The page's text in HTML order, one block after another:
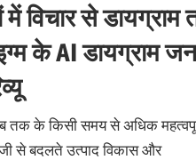
विचार से
के AI डायग्राम
तक के किसी समय से अधिक
से बदलते उत्पाद विकास और